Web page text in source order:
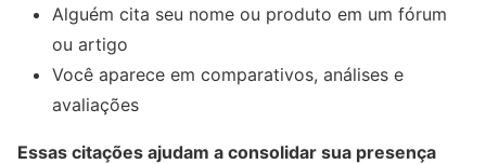
Alguém cita seu nome ou produto em um fórum
ou artigo
Você aparece em comparativos, análises e
avaliações
Essas citações ajudam a consolidar sua presença